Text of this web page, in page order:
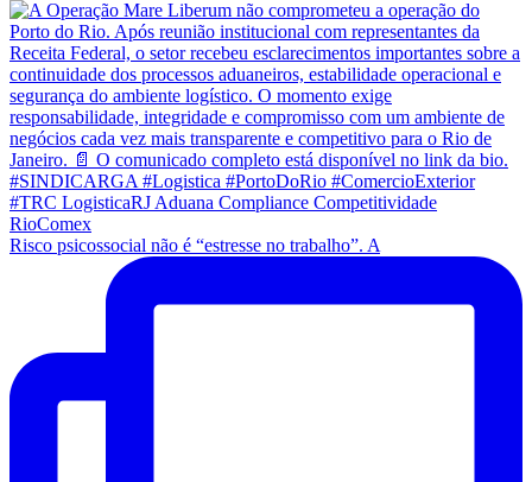
Risco psicossocial não é “estresse no trabalho”. A